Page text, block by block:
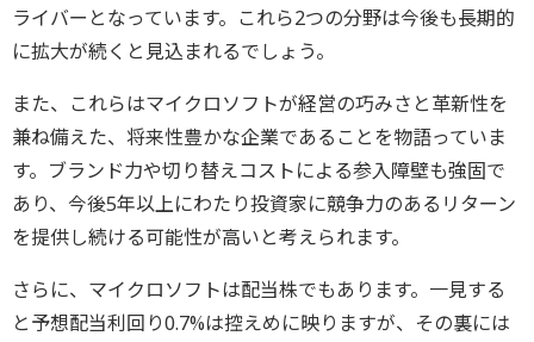
ライバーとなっています。これら2つの分野は今後も長期的
に拡大が続くと見込まれるでしょう。
また、これらはマイクロソフトが経営の巧みさと革新性を
兼ね備えた、将来性豊かな企業であることを物語っていま
す。ブランド力や切り替えコストによる参入障壁も強固で
あり、今後5年以上にわたり投資家に競争力のあるリターン
を提供し続ける可能性が高いと考えられます。
さらに、マイクロソフトは配当株でもあります。一見する
と予想配当利回り0.7%は控えめに映りますが、その裏には